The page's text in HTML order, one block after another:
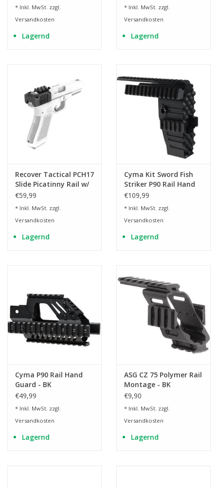
* Inkl. MwSt. zzgl.
Versandkosten
Lagernd
* Inkl. MwSt. zzgl.
Versandkosten
Lagernd
Recover Tactical PCH17
Slide Picatinny Rail w/
Charging Handle für
€59,99
* Inkl. MwSt. zzgl.
Versandkosten
Lagernd
Cyma Kit Sword Fish
Striker P90 Rail Hand
Guard - BK
€109,99
* Inkl. MwSt. zzgl.
Versandkosten
Lagernd
Cyma P90 Rail Hand
Guard - BK
€49,99
* Inkl. MwSt. zzgl.
Versandkosten
Lagernd
ASG CZ 75 Polymer Rail
Montage - BK
€9,90
* Inkl. MwSt. zzgl.
Versandkosten
Lagernd